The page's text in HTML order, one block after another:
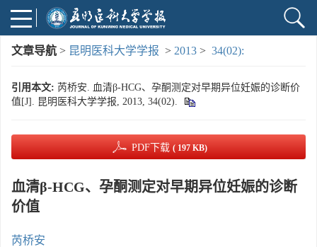
文章导航 > 昆明医科大学学报 > 2013 > 34(02):
引用本文: 芮桥安. 血清β-HCG、孕酮测定对早期异位妊娠的诊断价
值[J]. 昆明医科大学学报, 2013, 34(02).
PDF下载 ( 197 KB)
血清β-HCG、孕酮测定对早期异位妊娠的诊断
价值
芮桥安